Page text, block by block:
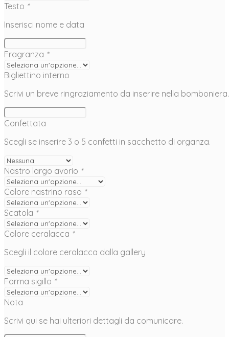
Testo *
Inserisci nome e data
Fragranza *
Bigliettino interno
Scrivi un breve ringraziamento da inserire nella bomboniera.
Confettata
Scegli se inserire 3 o 5 confetti in sacchetto di organza.
Nastro largo avorio *
Colore nastrino raso *
Scatola *
Colore ceralacca *
Scegli il colore ceralacca dalla gallery
Forma sigillo *
Nota
Scrivi qui se hai ulteriori dettagli da comunicare.